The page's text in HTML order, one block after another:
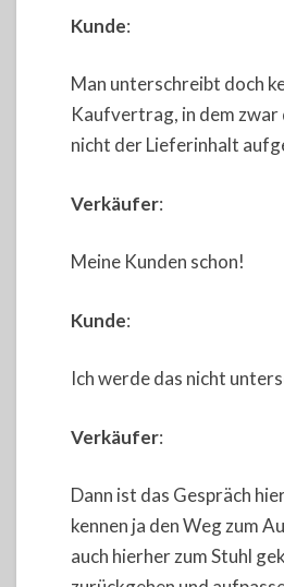
Kunde:
Man unterschreibt doch
Kaufvertrag, in dem zwar
nicht der Lieferinhalt
Verkäufer:
Meine Kunden schon!
Kunde:
Ich werde das nicht
Verkäufer:
Dann ist das Gespräch
kennen ja den Weg zum
auch hierher zum Stuhl